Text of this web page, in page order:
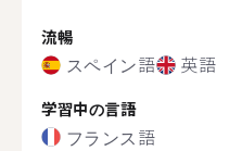
流暢
スペイン語 英語
学習中の言語
フランス語